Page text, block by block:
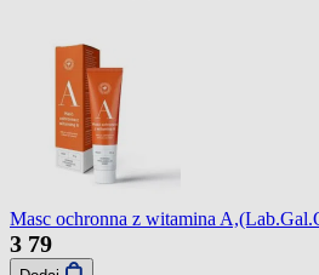
Masc ochronna z witamina
3 79